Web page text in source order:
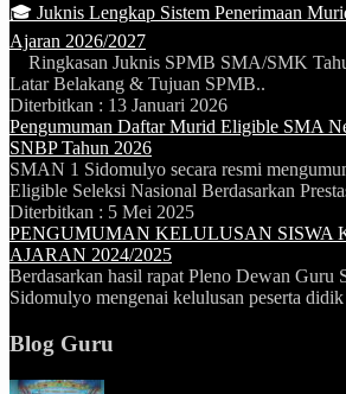
🎓 Juknis Lengkap Sistem Penerimaan
Ajaran 2026/2027
Ringkasan Juknis SPMB SMA/SMK
Latar Belakang & Tujuan SPMB..
Diterbitkan : 13 Januari 2026
Pengumuman Daftar Murid Eligible SMA
SNBP Tahun 2026
SMAN 1 Sidomulyo secara resmi
Eligible Seleksi Nasional Berdasarkan
Diterbitkan : 5 Mei 2025
PENGUMUMAN KELULUSAN SISWA
AJARAN 2024/2025
Berdasarkan hasil rapat Pleno Dewan Guru
Sidomulyo mengenai kelulusan peserta
Blog Guru